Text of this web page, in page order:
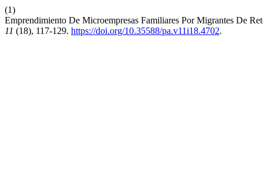
(1)
Emprendimiento De Microempresas Familiares Por Migrantes De
11 (18), 117-129. https://doi.org/10.35588/pa.v11i18.4702.